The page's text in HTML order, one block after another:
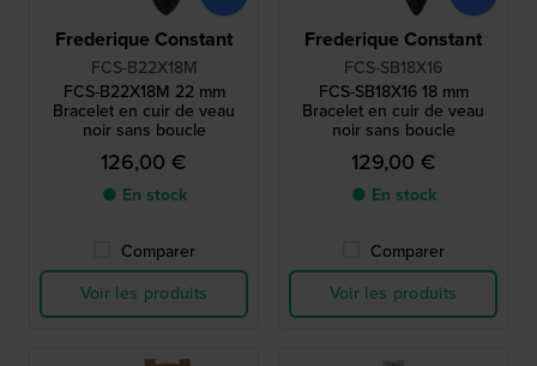
Frederique Constant
FCS-B22X18M
FCS-B22X18M 22 mm
Bracelet en cuir de veau
noir sans boucle
126,00 €
● En stock
Comparer
Voir les produits
Frederique Constant
FCS-SB18X16
FCS-SB18X16 18 mm
Bracelet en cuir de veau
noir sans boucle
129,00 €
● En stock
Comparer
Voir les produits